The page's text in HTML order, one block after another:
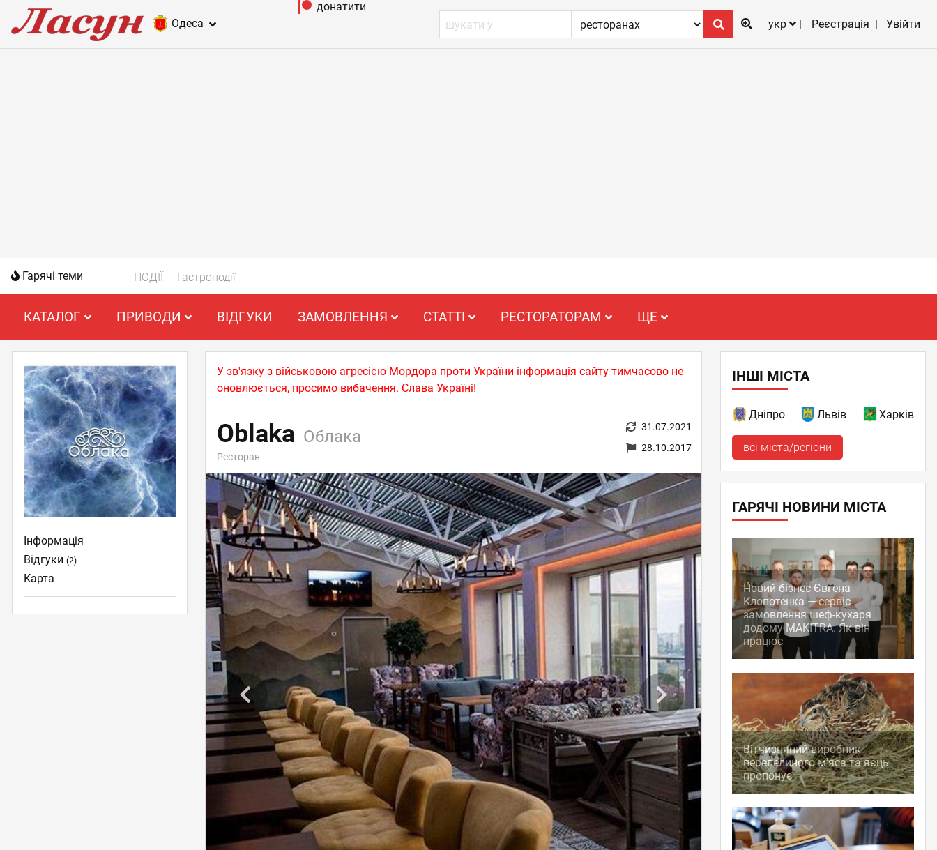
Одеса
донатити
укр
Реєстрація Увійти
Гарячі теми ПОДІЇ Гастроподії
КАТАЛОГ ПРИВОДИ ВІДГУКИ ЗАМОВЛЕННЯ СТАТТІ РЕСТОРАТОРАМ ЩЕ
У зв'язку з військовою агресією Мордора проти України інформація сайту тимчасово не
оновлюється, просимо вибачення. Слава Україні!
Oblaka Облака
Ресторан
31.07.2021
28.10.2017
Інформація
Відгуки(2)
Карта
ІНШІ МІСТА
Дніпро Львів Харків
всі міста/регіони
ГАРЯЧІ НОВИНИ МІСТА
Новий бізнес Євгена
Клопотенка — сервіс
замовлення шеф-кухаря
додому MAKITRA. Як він
працює
Вітчизняний виробник
перепелиного м'яса та яєць
пропонує